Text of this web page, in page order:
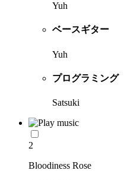
Yuh
ベースギター
Yuh
プログラミング
Satsuki
2
Bloodiness Rose